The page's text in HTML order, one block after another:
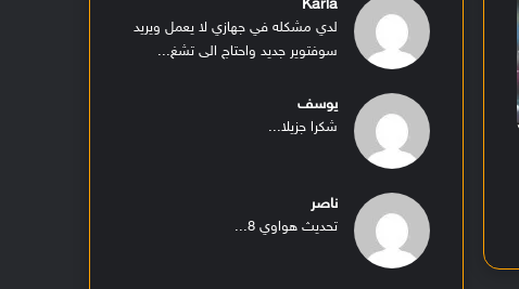
Karla
لدي مشكله في جهازي لا يعمل ويريد
سوفتوير جديد واحتاج الى تشغ...
يوسف
شكرا جزيلا...
ناصر
تحديث هواوي 8...